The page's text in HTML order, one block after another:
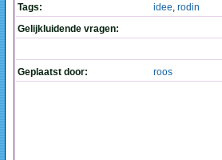
Tags: idee, rodin
Gelijkluidende vragen:
Geplaatst door: roos